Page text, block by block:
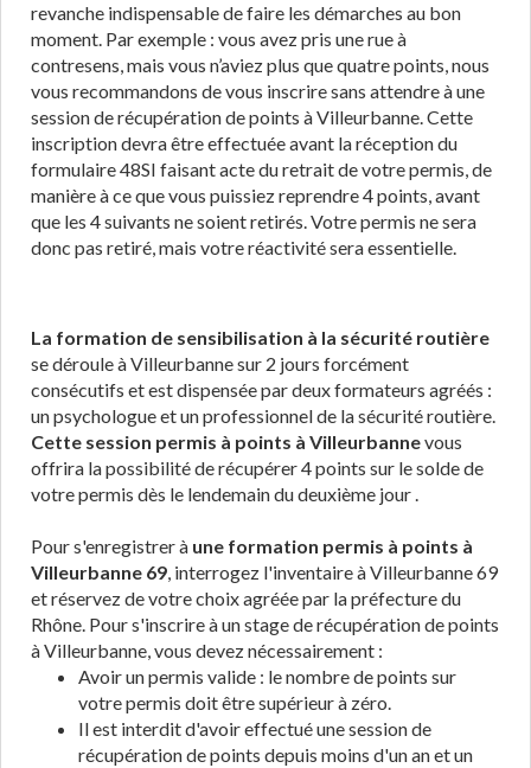
revanche indispensable de faire les démarches au bon
moment. Par exemple : vous avez pris une rue à
contresens, mais vous n’aviez plus que quatre points, nous
vous recommandons de vous inscrire sans attendre à une
session de récupération de points à Villeurbanne. Cette
inscription devra être effectuée avant la réception du
formulaire 48SI faisant acte du retrait de votre permis, de
manière à ce que vous puissiez reprendre 4 points, avant
que les 4 suivants ne soient retirés. Votre permis ne sera
donc pas retiré, mais votre réactivité sera essentielle.
La formation de sensibilisation à la sécurité routière
se déroule à Villeurbanne sur 2 jours forcément
consécutifs et est dispensée par deux formateurs agréés :
un psychologue et un professionnel de la sécurité routière.
Cette session permis à points à Villeurbannevous
offrira la possibilité de récupérer 4 points sur le solde de
votre permis dès le lendemain du deuxième jour .
Pour s'enregistrer à une formation permis à points à
Villeurbanne 69, interrogez l'inventaire à Villeurbanne 69
et réservez de votre choix agréée par la préfecture du
Rhône. Pour s'inscrire à un stage de récupération de points
à Villeurbanne, vous devez nécessairement :
Avoir un permis valide : le nombre de points sur
votre permis doit être supérieur à zéro.
Il est interdit d'avoir effectué une session de
récupération de points depuis moins d'un an et un